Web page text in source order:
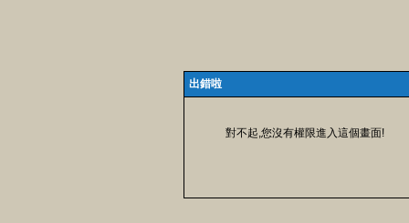
出錯啦
對不起,您沒有權限進入這個畫面!